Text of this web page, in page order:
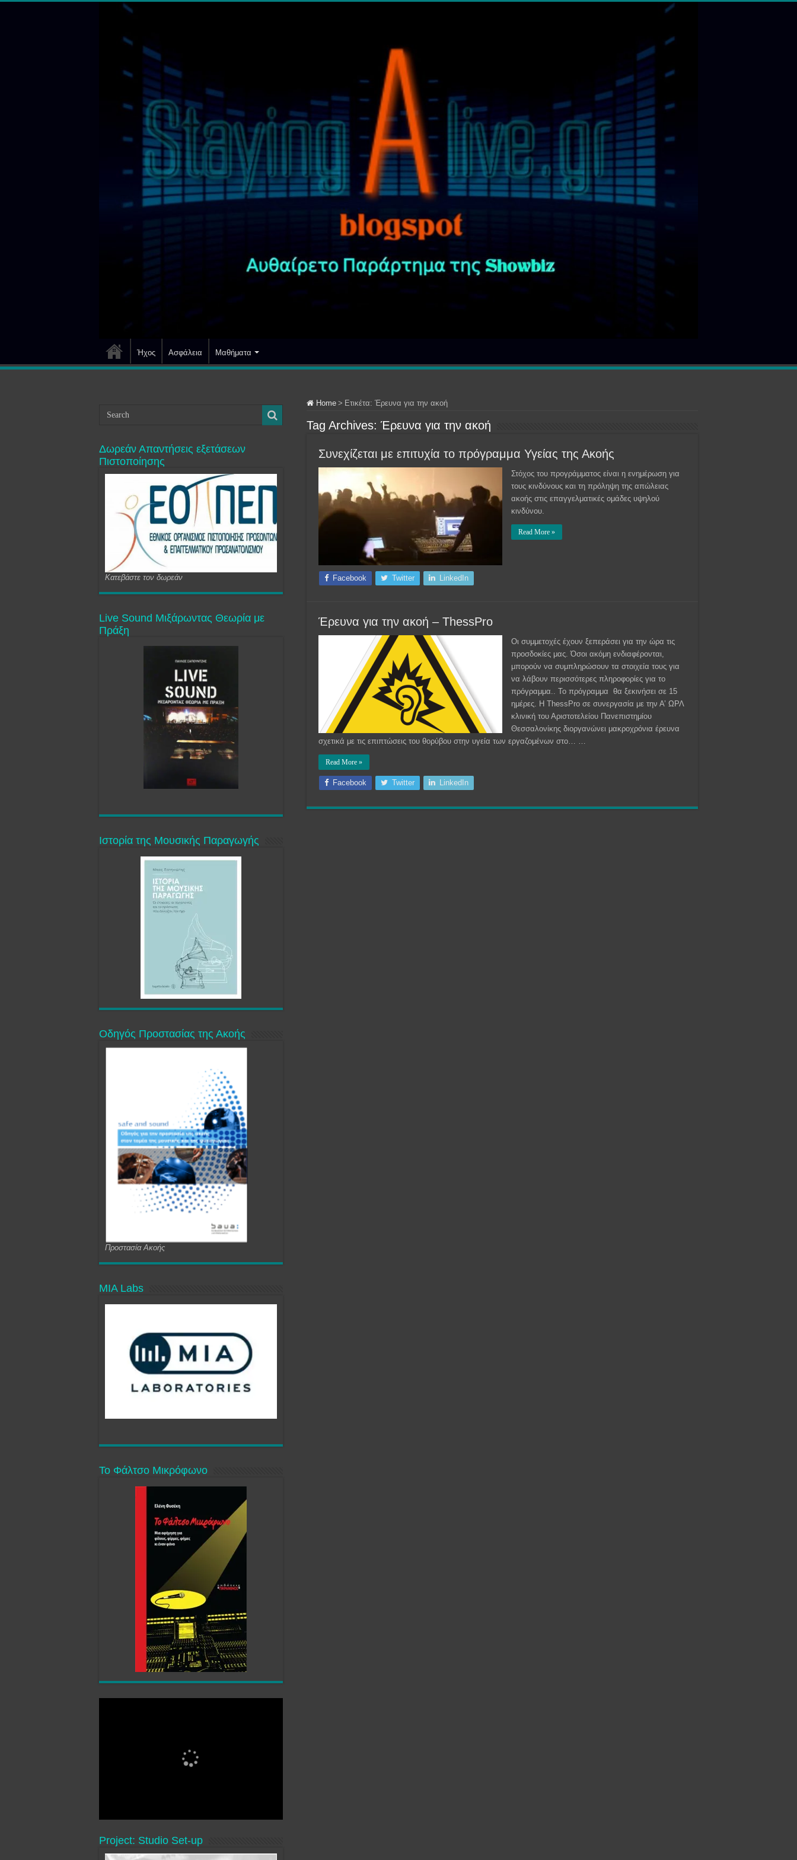
Ήχος Ασφάλεια Μαθήματα
Home > Ετικέτα: Έρευνα για την ακοή
Tag Archives: Έρευνα για την ακοή
Συνεχίζεται με επιτυχία το πρόγραμμα Υγείας της Ακοής
Στόχος του προγράμματος είναι η ενημέρωση για
τους κινδύνους και τη πρόληψη της απώλειας
ακοής στις επαγγελματικές ομάδες υψηλού
κινδύνου.
Read More »
Facebook Twitter LinkedIn
Έρευνα για την ακοή – ThessPro
Οι συμμετοχές έχουν ξεπεράσει για την ώρα τις
προσδοκίες μας. Όσοι ακόμη ενδιαφέρονται,
μπορούν να συμπληρώσουν τα στοιχεία τους για
να λάβουν περισσότερες πληροφορίες για το
πρόγραμμα.. Το πρόγραμμα θα ξεκινήσει σε 15
ημέρες. Η ThessPro σε συνεργασία με την Α’ ΩΡΛ
κλινική του Αριστοτελείου Πανεπιστημίου
Θεσσαλονίκης διοργανώνει μακροχρόνια έρευνα
σχετικά με τις επιπτώσεις του θορύβου στην υγεία των εργαζομένων στο… …
Read More »
Facebook Twitter LinkedIn
Δωρεάν Απαντήσεις εξετάσεων
Πιστοποίησης
Κατεβάστε τον δωρεάν
Live Sound Μιξάρωντας Θεωρία με
Πράξη
Ιστορία της Μουσικής Παραγωγής
Οδηγός Προστασίας της Ακοής
Προστασία Ακοής
MIA Labs
Το Φάλτσο Μικρόφωνο
Project: Studio Set-up